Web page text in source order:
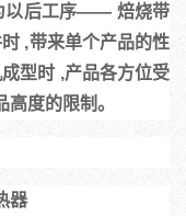
以后工序—— 焙烧带
,带来单个产品的性
型时 ,产品各方位受
度的限制。
器